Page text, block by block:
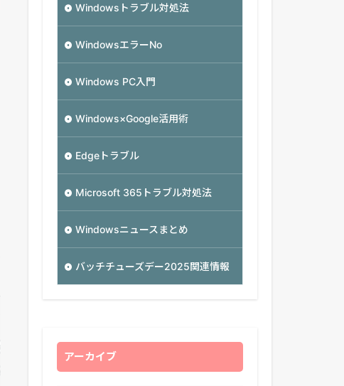
Windowsトラブル対処法
WindowsエラーNo
Windows PC入門
Windows×Google活用術
Edgeトラブル
Microsoft 365トラブル対処法
Windowsニュースまとめ
バッチチューズデー2025関連情報
アーカイブ